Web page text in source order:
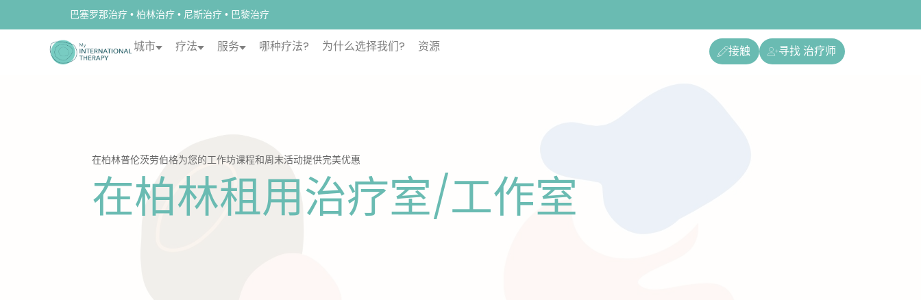
巴塞罗那治疗 • 柏林治疗 • 尼斯治疗 • 巴黎治疗
城市 疗法 服务 哪种疗法? 为什么选择我们? 资源 接触 寻找 治疗师
在柏林普伦茨劳伯格为您的工作坊课程和周末活动提供完美优惠
在柏林租用治疗室/工作室